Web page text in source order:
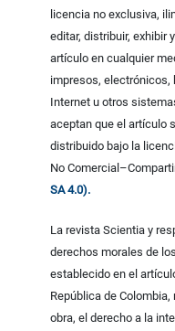
licencia no exclusiva,
editar, distribuir, exhibir
artículo en cualquier
impresos, electrónicos,
Internet u otros
aceptan que el artículo
distribuido bajo la
No
SA 4.0).
La revista Scientia y
derechos morales de
establecido en el
República de
obra, el derecho a la